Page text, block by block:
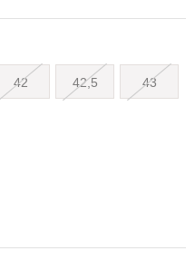
42 42,5 43